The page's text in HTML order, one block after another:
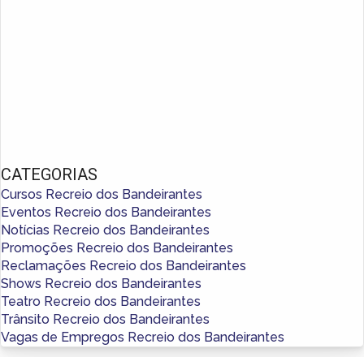
CATEGORIAS
Cursos Recreio dos Bandeirantes
Eventos Recreio dos Bandeirantes
Notícias Recreio dos Bandeirantes
Promoções Recreio dos Bandeirantes
Reclamações Recreio dos Bandeirantes
Shows Recreio dos Bandeirantes
Teatro Recreio dos Bandeirantes
Trânsito Recreio dos Bandeirantes
Vagas de Empregos Recreio dos Bandeirantes